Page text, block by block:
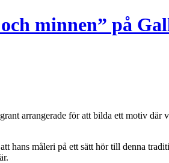
minnen” på
arrangerade för att bilda ett motiv
hans måleri på ett sätt hör till denna